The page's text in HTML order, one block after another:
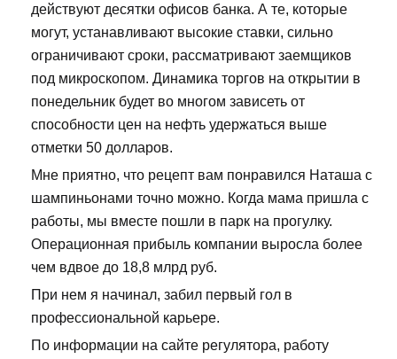
действуют десятки офисов банка. А те, которые
могут, устанавливают высокие ставки, сильно
ограничивают сроки, рассматривают заемщиков
под микроскопом. Динамика торгов на открытии в
понедельник будет во многом зависеть от
способности цен на нефть удержаться выше
отметки 50 долларов.
Мне приятно, что рецепт вам понравился Наташа с
шампиньонами точно можно. Когда мама пришла с
работы, мы вместе пошли в парк на прогулку.
Операционная прибыль компании выросла более
чем вдвое до 18,8 млрд руб.
При нем я начинал, забил первый гол в
профессиональной карьере.
По информации на сайте регулятора, работу